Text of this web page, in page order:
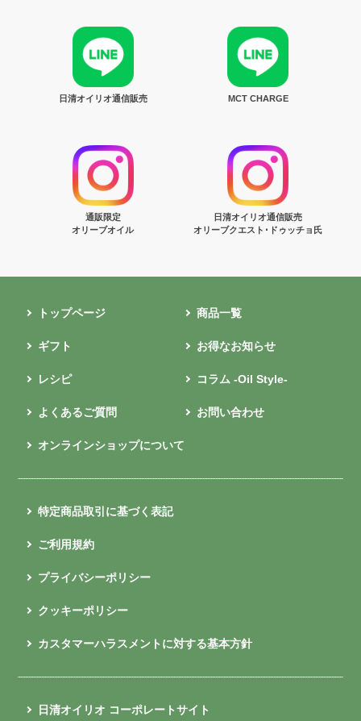
日清オイリオ通信販売 MCT CHARGE
通販限定
オリーブオイル
日清オイリオ通信販売
オリーブクエスト･ドゥッチョ氏
トップページ 商品一覧
ギフト お得なお知らせ
レシピ コラム -Oil Style-
よくあるご質問 お問い合わせ
オンラインショップについて
特定商品取引に基づく表記
ご利用規約
プライバシーポリシー
クッキーポリシー
カスタマーハラスメントに対する基本方針
日清オイリオ コーポレートサイト